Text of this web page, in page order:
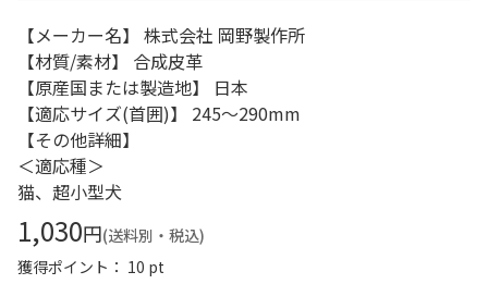
【メーカー名】 株式会社 岡野製作所
【材質/素材】 合成皮革
【原産国または製造地】 日本
【適応サイズ(首囲)】 245～290mm
【その他詳細】
＜適応種＞
猫、超小型犬
1,030円(送料別・税込)
獲得ポイント： 10 pt